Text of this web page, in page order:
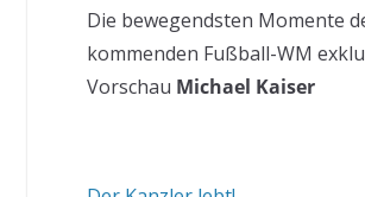
Die bewegendsten Momente
kommenden Fußball-WM
Vorschau Michael Kaiser